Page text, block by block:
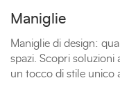
Maniglie
Maniglie di design:
spazi. Scopri
un tocco di stile unico